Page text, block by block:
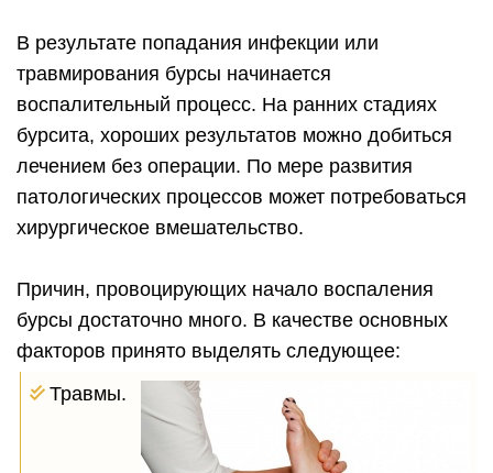
В результате попадания инфекции или
травмирования бурсы начинается
воспалительный процесс. На ранних стадиях
бурсита, хороших результатов можно добиться
лечением без операции. По мере развития
патологических процессов может потребоваться
хирургическое вмешательство.
Причин, провоцирующих начало воспаления
бурсы достаточно много. В качестве основных
факторов принято выделять следующее:
Травмы.